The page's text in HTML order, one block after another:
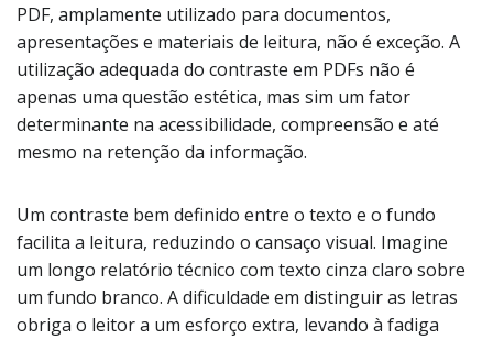
PDF, amplamente utilizado para documentos,
apresentações e materiais de leitura, não é exceção. A
utilização adequada do contraste em PDFs não é
apenas uma questão estética, mas sim um fator
determinante na acessibilidade, compreensão e até
mesmo na retenção da informação.
Um contraste bem definido entre o texto e o fundo
facilita a leitura, reduzindo o cansaço visual. Imagine
um longo relatório técnico com texto cinza claro sobre
um fundo branco. A dificuldade em distinguir as letras
obriga o leitor a um esforço extra, levando à fadiga